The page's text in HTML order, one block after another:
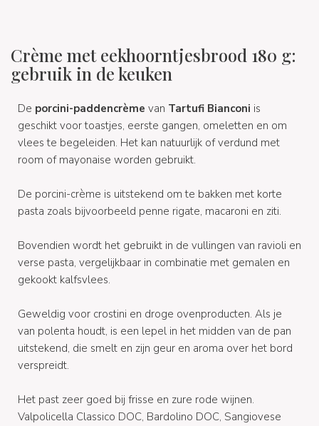
Crème met eekhoorntjesbrood 180 g:
gebruik in de keuken
De porcini-paddencrème van Tartufi Bianconi is
geschikt voor toastjes, eerste gangen, omeletten en om
vlees te begeleiden. Het kan natuurlijk of verdund met
room of mayonaise worden gebruikt.
De porcini-crème is uitstekend om te bakken met korte
pasta zoals bijvoorbeeld penne rigate, macaroni en ziti.
Bovendien wordt het gebruikt in de vullingen van ravioli en
verse pasta, vergelijkbaar in combinatie met gemalen en
gekookt kalfsvlees.
Geweldig voor crostini en droge ovenproducten. Als je
van polenta houdt, is een lepel in het midden van de pan
uitstekend, die smelt en zijn geur en aroma over het bord
verspreidt.
Het past zeer goed bij frisse en zure rode wijnen.
Valpolicella Classico DOC, Bardolino DOC, Sangiovese